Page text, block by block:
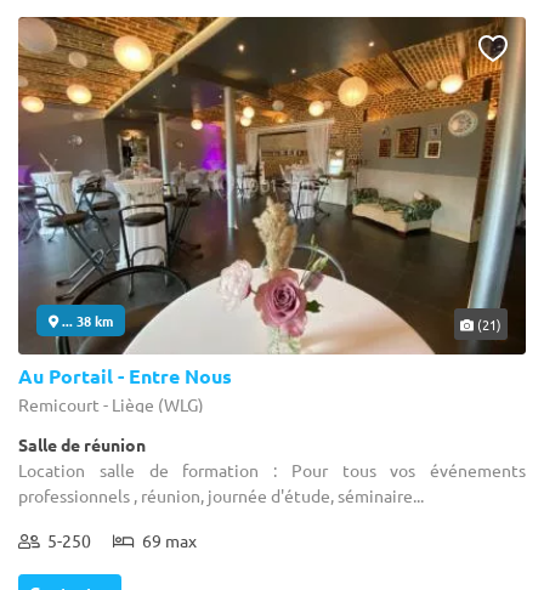
... 38 km (21)
Au Portail - Entre Nous
Remicourt - Liège (WLG)
Salle de réunion
Location salle de formation : Pour tous vos événements
professionnels , réunion, journée d'étude, séminaire...
5-250 69 max